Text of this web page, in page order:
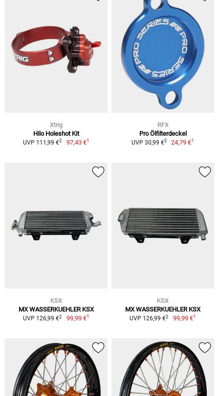
Xtrig
Hilo Holeshot Kit
UVP 111,99 €2 97,43 €1
RFX
Pro Ölfilterdeckel
UVP 30,99 €2 24,79 €1
KSX
MX WASSERKUEHLER KSX
UVP 126,99 €2 99,99 €1
KSX
MX WASSERKUEHLER KSX
UVP 126,99 €2 99,99 €1